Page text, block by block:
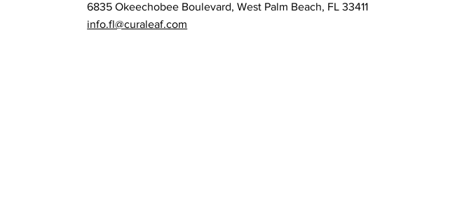
6835 Okeechobee Boulevard, West Palm Beach, FL 33411
info.fl@curaleaf.com